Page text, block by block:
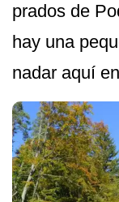
prados de
hay una
nadar aquí